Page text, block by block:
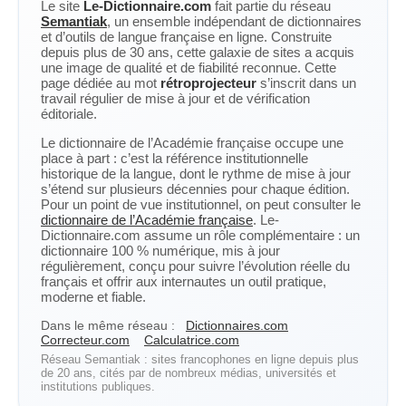
Le site Le-Dictionnaire.com fait partie du réseau
Semantiak, un ensemble indépendant de dictionnaires
et d’outils de langue française en ligne. Construite
depuis plus de 30 ans, cette galaxie de sites a acquis
une image de qualité et de fiabilité reconnue. Cette
page dédiée au mot rétroprojecteur s’inscrit dans un
travail régulier de mise à jour et de vérification
éditoriale.
Le dictionnaire de l’Académie française occupe une
place à part : c’est la référence institutionnelle
historique de la langue, dont le rythme de mise à jour
s’étend sur plusieurs décennies pour chaque édition.
Pour un point de vue institutionnel, on peut consulter le
dictionnaire de l’Académie française. Le-
Dictionnaire.com assume un rôle complémentaire : un
dictionnaire 100 % numérique, mis à jour
régulièrement, conçu pour suivre l’évolution réelle du
français et offrir aux internautes un outil pratique,
moderne et fiable.
Dans le même réseau :
Dictionnaires.com
Correcteur.com
Calculatrice.com
Réseau Semantiak : sites francophones en ligne depuis plus
de 20 ans, cités par de nombreux médias, universités et
institutions publiques.